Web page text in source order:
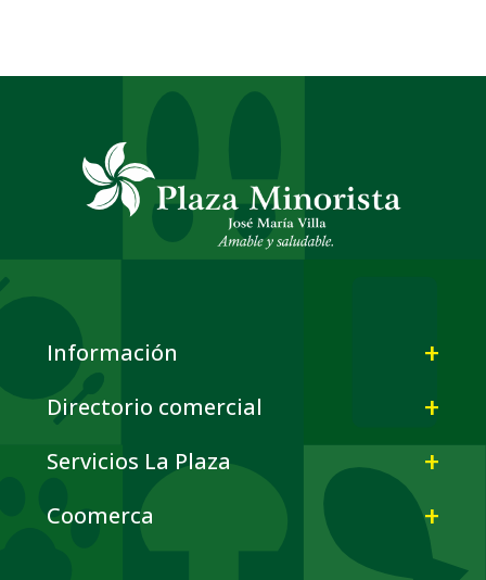
Información
Directorio comercial
Servicios La Plaza
Coomerca